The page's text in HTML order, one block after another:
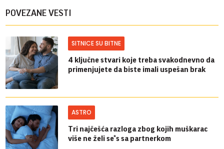
POVEZANE VESTI
SITNICE SU BITNE
4 ključne stvari koje treba svakodnevno da
primenjujete da biste imali uspešan brak
ASTRO
Tri najčešća razloga zbog kojih muškarac
više ne želi se*s sa partnerkom